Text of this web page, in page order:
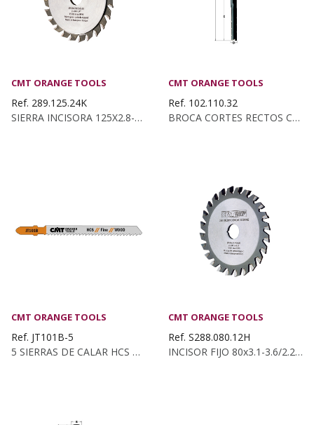
CMT ORANGE TOOLS
Ref. 289.125.24K
SIERRA INCISORA 125X2.8-3.6X22 Z:24 PLANO
CMT ORANGE TOOLS
Ref. 102.110.32
BROCA CORTES RECTOS C/ROMP. KSS D:11 Z2...
CMT ORANGE TOOLS
Ref. JT101B-5
5 SIERRAS DE CALAR HCS PARA MADERA RECTA Y FINA...
CMT ORANGE TOOLS
Ref. S288.080.12H
INCISOR FIJO 80x3.1-3.6/2.2x20 Z:12 CÓNICO